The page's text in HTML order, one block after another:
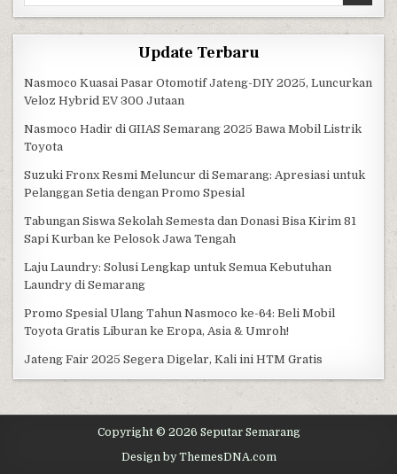
Update Terbaru
Nasmoco Kuasai Pasar Otomotif Jateng-DIY 2025, Luncurkan
Veloz Hybrid EV 300 Jutaan
Nasmoco Hadir di GIIAS Semarang 2025 Bawa Mobil Listrik
Toyota
Suzuki Fronx Resmi Meluncur di Semarang: Apresiasi untuk
Pelanggan Setia dengan Promo Spesial
Tabungan Siswa Sekolah Semesta dan Donasi Bisa Kirim 81
Sapi Kurban ke Pelosok Jawa Tengah
Laju Laundry: Solusi Lengkap untuk Semua Kebutuhan
Laundry di Semarang
Promo Spesial Ulang Tahun Nasmoco ke-64: Beli Mobil
Toyota Gratis Liburan ke Eropa, Asia & Umroh!
Jateng Fair 2025 Segera Digelar, Kali ini HTM Gratis
Copyright © 2026 Seputar Semarang
Design by ThemesDNA.com